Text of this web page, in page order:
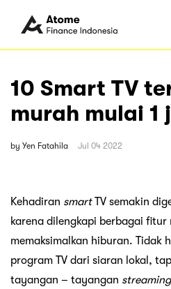
10 Smart TV
murah mulai 1
by Yen Fatahila Jul 04 2022
Kehadiran smartTV semakin
karena dilengkapi berbagai
memaksimalkan hiburan. Tidak
program TV dari siaran lokal,
tayangan – tayangan streaming